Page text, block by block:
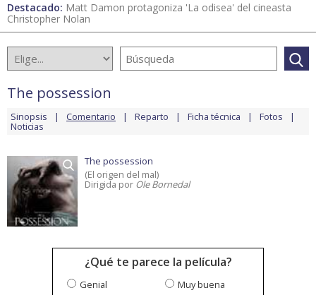
Destacado: Matt Damon protagoniza 'La odisea' del cineasta
Christopher Nolan
The possession
Sinopsis Comentario Reparto Ficha técnica Fotos
Noticias
The possession
(El origen del mal)
Dirigida por Ole Bornedal
¿Qué te parece la película?
Genial
Muy buena